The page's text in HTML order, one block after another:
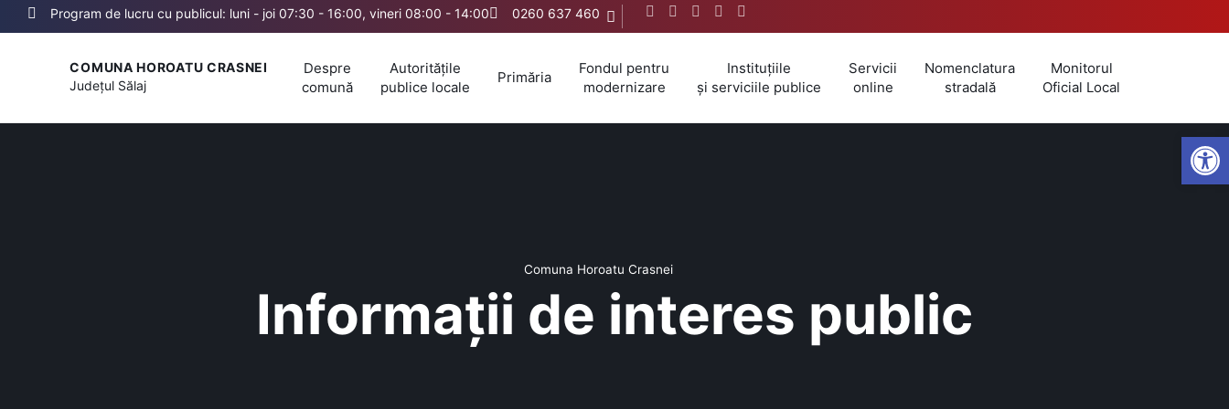
Program de lucru cu publicul: luni - joi 07:30 - 16:00, vineri 08:00 - 14:00 0260 637 460
COMUNA HOROATU CRASNEI
Județul Sălaj
Despre
comună
Autoritățile
publice locale
Primăria
Fondul pentru
modernizare
Instituțiile
și serviciile publice
Servicii
online
Nomenclatura
stradală
Monitorul
Oficial Local
Comuna Horoatu Crasnei
Informații de interes public